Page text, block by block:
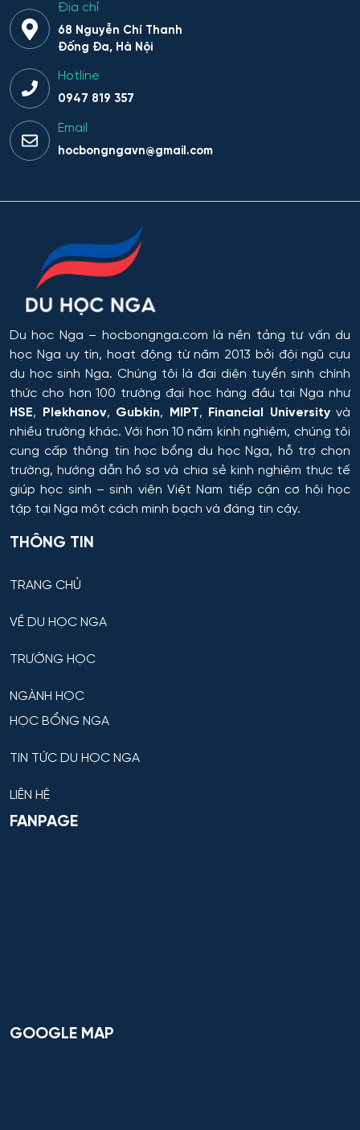
Địa chỉ
68 Nguyễn Chí Thanh
Đống Đa, Hà Nội
Hotline
0947 819 357
Email
hocbongngavn@gmail.com
Du học Nga – hocbongnga.com là nền tảng tư vấn du
học Nga uy tín, hoạt động từ năm 2013 bởi đội ngũ cựu
du học sinh Nga. Chúng tôi là đại diện tuyển sinh chính
thức cho hơn 100 trường đại học hàng đầu tại Nga như
HSE, Plekhanov, Gubkin, MIPT, Financial Universityvà
nhiều trường khác. Với hơn 10 năm kinh nghiệm, chúng tôi
cung cấp thông tin học bổng du học Nga, hỗ trợ chọn
trường, hướng dẫn hồ sơ và chia sẻ kinh nghiệm thực tế
giúp học sinh – sinh viên Việt Nam tiếp cận cơ hội học
tập tại Nga một cách minh bạch và đáng tin cậy.
THÔNG TIN
TRANG CHỦ
VỀ DU HỌC NGA
TRƯỜNG HỌC
NGÀNH HỌC
HỌC BỔNG NGA
TIN TỨC DU HỌC NGA
LIÊN HỆ
FANPAGE
GOOGLE MAP